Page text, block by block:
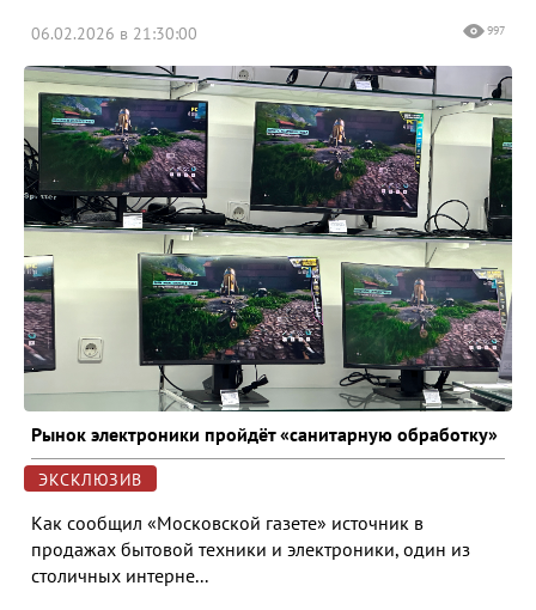
06.02.2026 в 21:30:00 997
Рынок электроники пройдёт «санитарную обработку»
ЭКСКЛЮЗИВ
Как сообщил «Московской газете» источник в
продажах бытовой техники и электроники, один из
столичных интерне...